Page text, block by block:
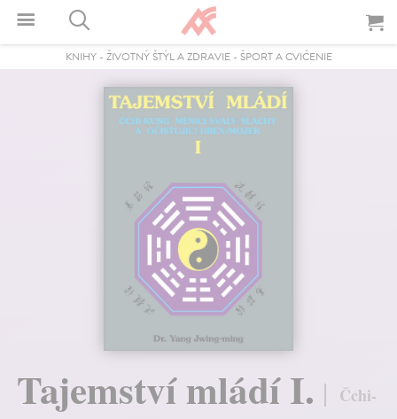
KNIHY- ŽIVOTNÝ ŠTÝL A ZDRAVIE- ŠPORT A CVIČENIE
Tajemství mládí I.
Čchi-